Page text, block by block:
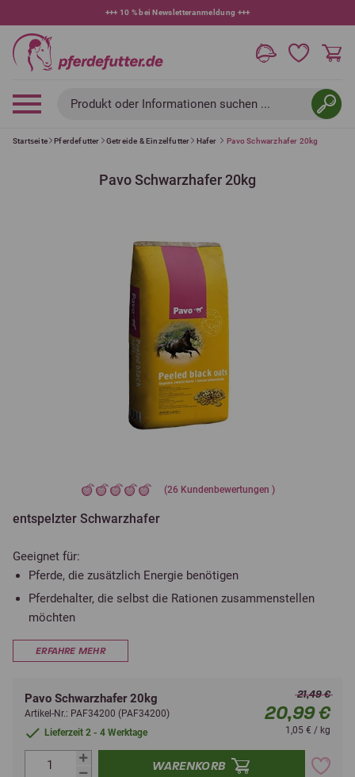
+++ 10 % bei Newsletteranmeldung +++
Produkt oder Informationen suchen ...
Startseite Pferdefutter Getreide & Einzelfutter Hafer Pavo Schwarzhafer 20kg
Pavo Schwarzhafer 20kg
(26Kundenbewertungen )
entspelzter Schwarzhafer
Geeignet für:
Pferde, die zusätzlich Energie benötigen
Pferdehalter, die selbst die Rationen zusammenstellen
möchten
ERFAHRE MEHR
Pavo Schwarzhafer 20kg
Artikel-Nr.: PAF34200 (PAF34200)
Lieferzeit 2 - 4 Werktage
21,49 €
20,99 €
1,05 € / kg
WARENKORB